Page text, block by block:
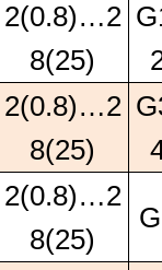
2(0.8)…2
8(25)
2(0.8)…2
8(25)
2(0.8)…2
8(25)